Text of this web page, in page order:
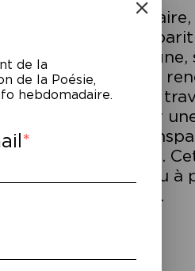
de force littéraire,
autour de la
perdu en
de rôle pour lui
collectionneurs. À
semblent lui vouer
jusqu’à laisser
narrateurs.
dérive peu à
mondaine.
2025.
de la
de la Poésie,
hebdomadaire.